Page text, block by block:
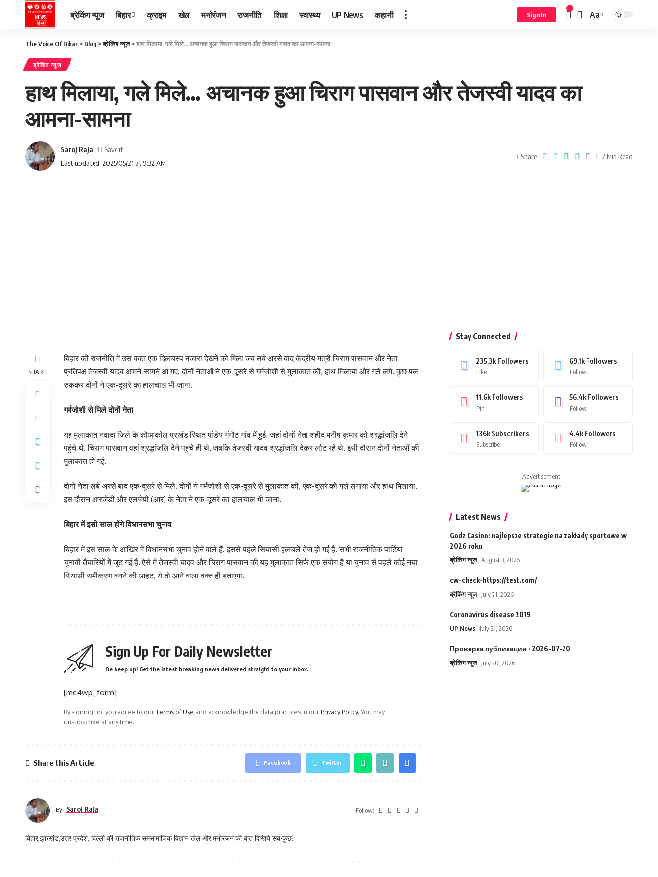
ब्रेकिंग न्यूज बिहार क्राइम खेल मनोरंजन राजनीति शिक्षा स्वास्थ्य UP News कहानी Sign In Aa
The Voice Of Bihar > Blog >ब्रेकिंग न्यूज>हाथ मिलाया, गले मिले… अचानक हुआ चिराग पासवान और तेजस्वी यादव का आमना-सामना
ब्रेकिंग न्यूज
हाथ मिलाया, गले मिले… अचानक हुआ चिराग पासवान और तेजस्वी यादव का
आमना-सामना
Last updated: 2025/05/21 at 9:32 AM
Saroj Raja
Share 2 Min Read
SHARE
बिहार की राजनीति में उस वक्त एक दिलचस्प नजारा देखने को मिला जब लंबे अरसे बाद केंद्रीय मंत्री चिराग पासवान और नेता
प्रतिपक्ष तेजस्वी यादव आमने-सामने आ गए. दोनों नेताओं ने एक-दूसरे से गर्मजोशी से मुलाकात की, हाथ मिलाया और गले लगे. कुछ पल
रुककर दोनों ने एक-दूसरे का हालचाल भी जाना.
गर्मजोशी से मिले दोनों नेता
यह मुलाकात नवादा जिले के कौआकोल प्रखंड स्थित पांडेय गंगौट गांव में हुई, जहां दोनों नेता शहीद मनीष कुमार को श्रद्धांजलि देने
पहुंचे थे. चिराग पासवान वहां श्रद्धांजलि देने पहुंचे ही थे, जबकि तेजस्वी यादव श्रद्धांजलि देकर लौट रहे थे. इसी दौरान दोनों नेताओं की
मुलाकात हो गई.
दोनों नेता लंबे अरसे बाद एक-दूसरे से मिले. दोनों ने गर्मजोशी से एक-दूसरे से मुलाकात की, एक-दूसरे को गले लगाया और हाथ मिलाया.
इस दौरान आरजेडी और एलजेपी (आर) के नेता ने एक-दूसरे का हालचाल भी जाना.
बिहार में इसी साल होंगे विधानसभा चुनाव
बिहार में इस साल के आखिर में विधानसभा चुनाव होने वाले हैं. इससे पहले सियासी हलचलें तेज हो गई हैं. सभी राजनीतिक पार्टियां
चुनावी तैयारियों में जुट गई हैं. ऐसे में तेजस्वी यादव और चिराग पासवान की यह मुलाकात सिर्फ एक संयोग है या चुनाव से पहले कोई नया
सियासी समीकरण बनने की आहट, ये तो आने वाला वक्त ही बताएगा.
Sign Up For Daily Newsletter
Be keep up! Get the latest breaking news delivered straight to your inbox.
[mc4wp_form]
By signing up, you agree to ourTerms of Use and acknowledge the data practices in ourPrivacy Policy. You may
unsubscribe at any time.
Share this Article Facebook Twitter
By Saroj Raja Follow:
बिहार,झारखंड,उत्तर प्रदेश, दिल्ली की राजनीतिक समसामाजिक विज्ञान खेल और मनोरंजन की बात दिखिये सब-कुछ!
Stay Connected
235.3k Followers
Like
69.1k Followers
Follow
11.6k Followers
Pin
56.4k Followers
Follow
136k Subscribers
Subscribe
4.4k Followers
Follow
- Advertisement -
Latest News
Godz Casino: najlepsze strategie na zakłady sportowe w
2026 roku
ब्रेकिंग न्यूज August 3, 2026
cw-check-https://test.com/
ब्रेकिंग न्यूज July 21, 2026
Coronavirus disease 2019
UP News July 21, 2026
Проверка публикации · 2026-07-20
ब्रेकिंग न्यूज July 20, 2026